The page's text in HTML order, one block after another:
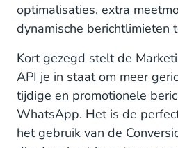
optimalisaties, extra
dynamische berichtlimieten
Kort gezegd stelt de
API je in staat om meer
tijdige en promotionele
WhatsApp. Het is de
het gebruik van de